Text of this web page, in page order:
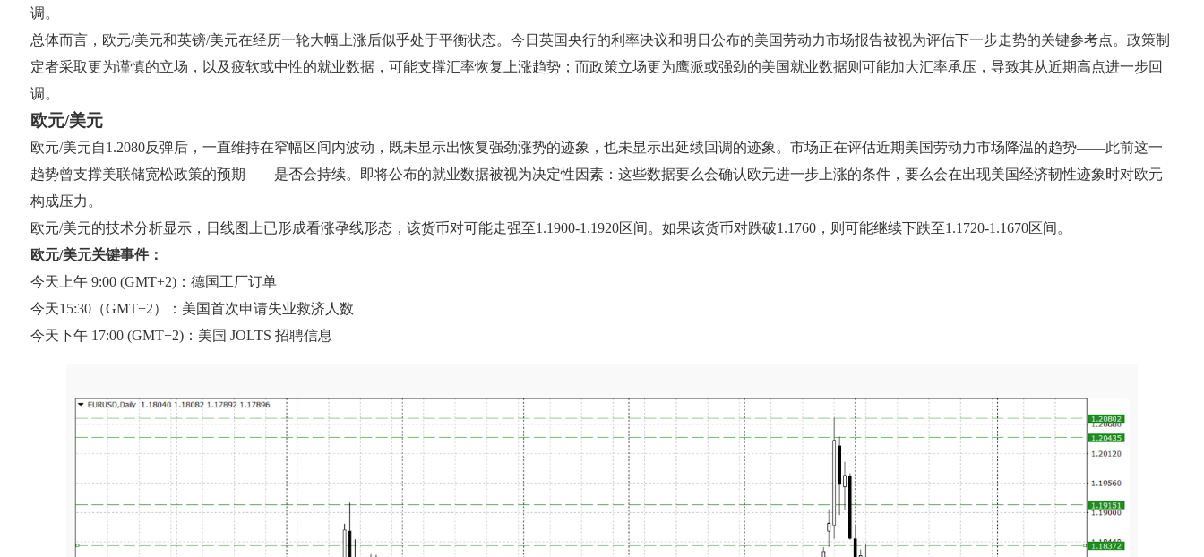
调。
总体而言，欧元/美元和英镑/美元在经历一轮大幅上涨后似乎处于平衡状态。今日英国央行的利率决议和明日公布的美国劳动力市场报告被视为评估下一步走势的关键参考点。政策制
定者采取更为谨慎的立场，以及疲软或中性的就业数据，可能支撑汇率恢复上涨趋势；而政策立场更为鹰派或强劲的美国就业数据则可能加大汇率承压，导致其从近期高点进一步回
调。
欧元/美元
欧元/美元自1.2080反弹后，一直维持在窄幅区间内波动，既未显示出恢复强劲涨势的迹象，也未显示出延续回调的迹象。市场正在评估近期美国劳动力市场降温的趋势——此前这一
趋势曾支撑美联储宽松政策的预期——是否会持续。即将公布的就业数据被视为决定性因素：这些数据要么会确认欧元进一步上涨的条件，要么会在出现美国经济韧性迹象时对欧元
构成压力。
欧元/美元的技术分析显示，日线图上已形成看涨孕线形态，该货币对可能走强至1.1900-1.1920区间。如果该货币对跌破1.1760，则可能继续下跌至1.1720-1.1670区间。
欧元/美元关键事件：
今天上午 9:00 (GMT+2)：德国工厂订单
今天15:30（GMT+2）：美国首次申请失业救济人数
今天下午 17:00 (GMT+2)：美国 JOLTS 招聘信息